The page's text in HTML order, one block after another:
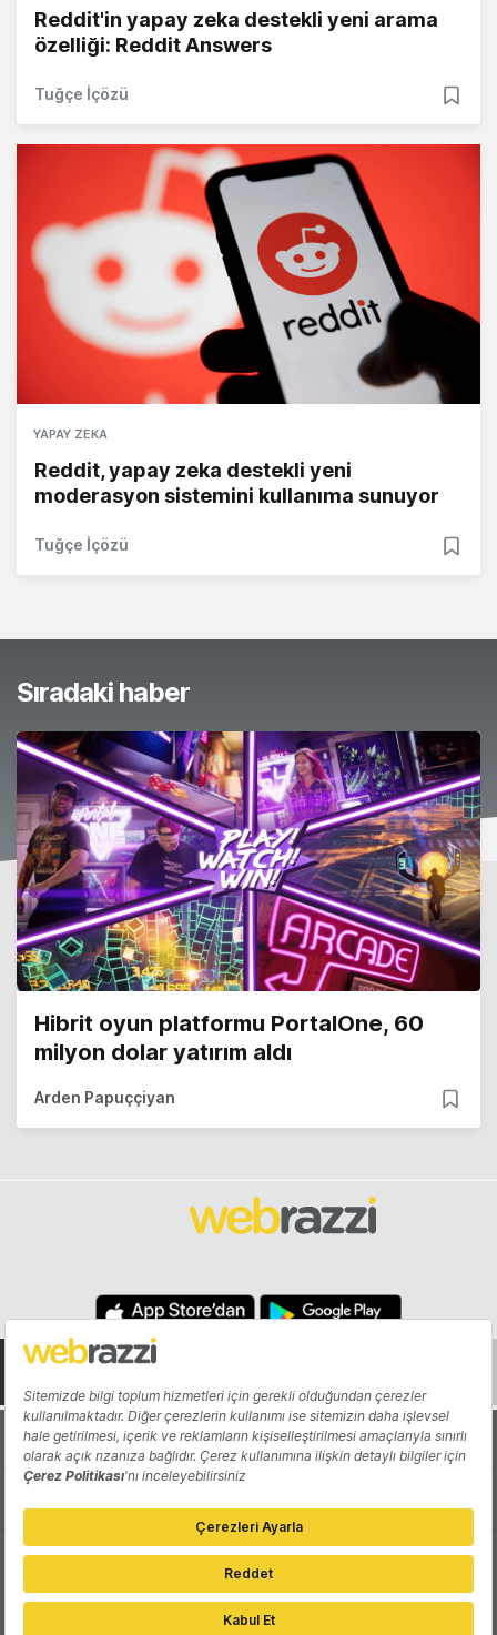
Reddit'in yapay zeka destekli yeni arama
özelliği: Reddit Answers
Tuğçe İçözü
YAPAY ZEKA
Reddit, yapay zeka destekli yeni
moderasyon sistemini kullanıma sunuyor
Tuğçe İçözü
Sıradaki haber
Hibrit oyun platformu PortalOne, 60
milyon dolar yatırım aldı
Arden Papuççiyan
Hakkında Yazarlar
Katkıda Bulun Reklam